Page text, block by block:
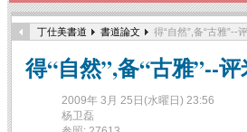
丁仕美書道 書道論文 得“自然”,备“古雅”--
得“自然”,备“古雅”--
2009年 3月 25日(水曜日) 23:56
杨卫磊